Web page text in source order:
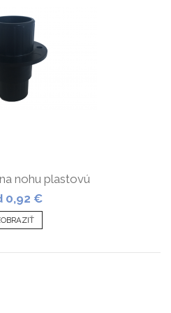
nohu plastovú
0,92 €